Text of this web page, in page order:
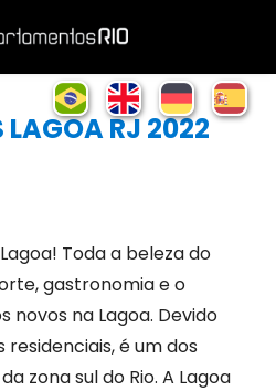
RJ 2022
Toda a beleza do
gastronomia e o
na Lagoa. Devido
é um dos
zona sul do Rio. A Lagoa